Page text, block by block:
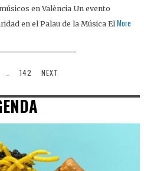
en València Un evento
en el Palau de la Música El More
142 NEXT